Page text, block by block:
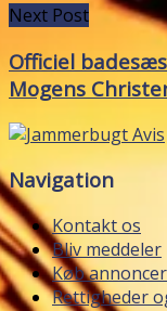
Next Post
Officiel
Mogens
Navigation
Kontakt os
Bliv meddeler
Køb
Rettigheder